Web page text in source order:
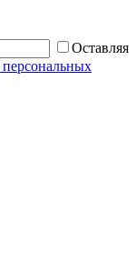
Оставляя
персональных